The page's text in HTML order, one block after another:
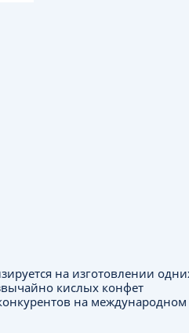
на изготовлении
кислых конфет
на международном